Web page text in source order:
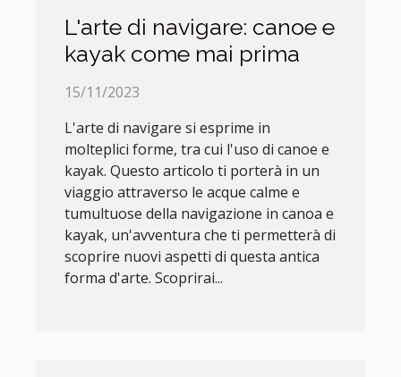
L'arte di navigare: canoe e
kayak come mai prima
15/11/2023
L'arte di navigare si esprime in
molteplici forme, tra cui l'uso di canoe e
kayak. Questo articolo ti porterà in un
viaggio attraverso le acque calme e
tumultuose della navigazione in canoa e
kayak, un'avventura che ti permetterà di
scoprire nuovi aspetti di questa antica
forma d'arte. Scoprirai...